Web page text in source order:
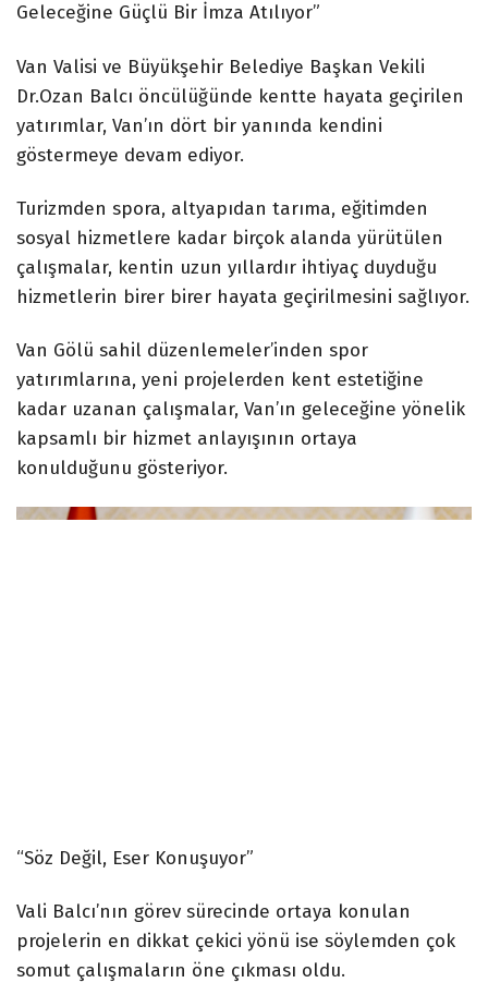
Geleceğine Güçlü Bir İmza Atılıyor”
Van Valisi ve Büyükşehir Belediye Başkan Vekili
Dr.Ozan Balcı öncülüğünde kentte hayata geçirilen
yatırımlar, Van’ın dört bir yanında kendini
göstermeye devam ediyor.
Turizmden spora, altyapıdan tarıma, eğitimden
sosyal hizmetlere kadar birçok alanda yürütülen
çalışmalar, kentin uzun yıllardır ihtiyaç duyduğu
hizmetlerin birer birer hayata geçirilmesini sağlıyor.
Van Gölü sahil düzenlemeler’inden spor
yatırımlarına, yeni projelerden kent estetiğine
kadar uzanan çalışmalar, Van’ın geleceğine yönelik
kapsamlı bir hizmet anlayışının ortaya
konulduğunu gösteriyor.
“Söz Değil, Eser Konuşuyor”
Vali Balcı’nın görev sürecinde ortaya konulan
projelerin en dikkat çekici yönü ise söylemden çok
somut çalışmaların öne çıkması oldu.